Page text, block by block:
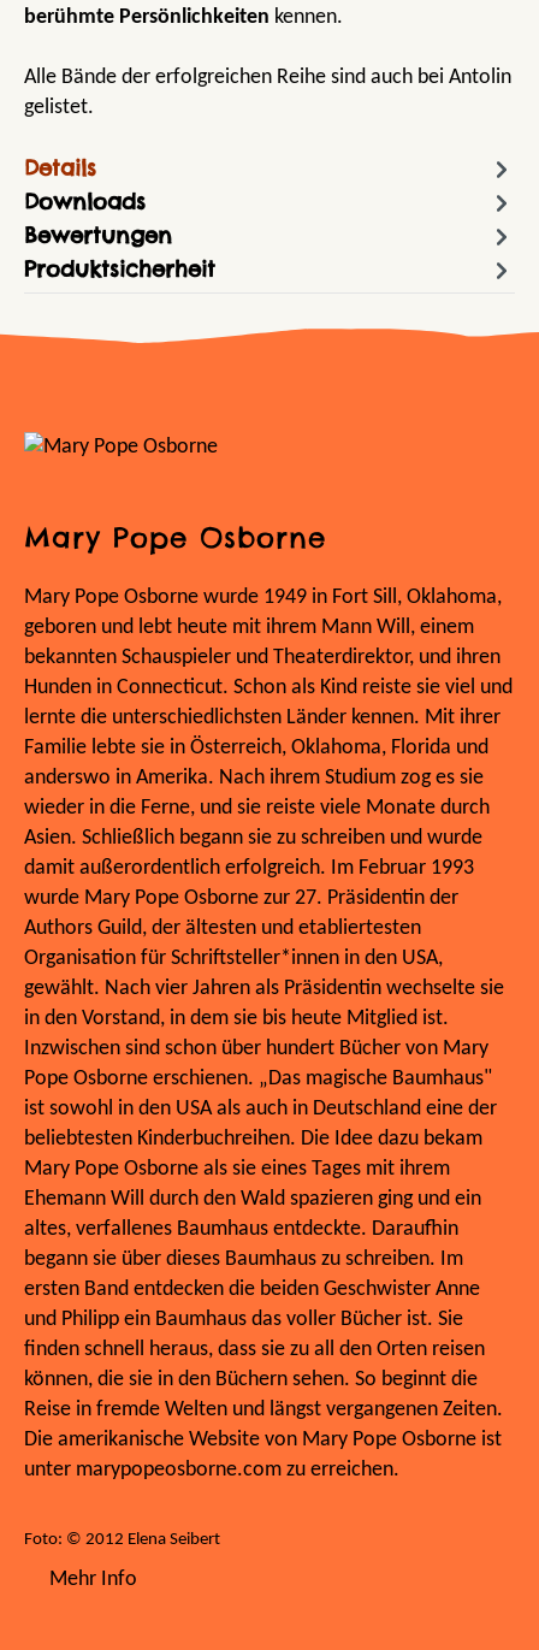
berühmte Persönlichkeiten kennen.
Alle Bände der erfolgreichen Reihe sind auch bei Antolin
gelistet.
Details
Downloads
Bewertungen
Produktsicherheit
Mary Pope Osborne
Mary Pope Osborne wurde 1949 in Fort Sill, Oklahoma,
geboren und lebt heute mit ihrem Mann Will, einem
bekannten Schauspieler und Theaterdirektor, und ihren
Hunden in Connecticut. Schon als Kind reiste sie viel und
lernte die unterschiedlichsten Länder kennen. Mit ihrer
Familie lebte sie in Österreich, Oklahoma, Florida und
anderswo in Amerika. Nach ihrem Studium zog es sie
wieder in die Ferne, und sie reiste viele Monate durch
Asien. Schließlich begann sie zu schreiben und wurde
damit außerordentlich erfolgreich. Im Februar 1993
wurde Mary Pope Osborne zur 27. Präsidentin der
Authors Guild, der ältesten und etabliertesten
Organisation für Schriftsteller*innen in den USA,
gewählt. Nach vier Jahren als Präsidentin wechselte sie
in den Vorstand, in dem sie bis heute Mitglied ist.
Inzwischen sind schon über hundert Bücher von Mary
Pope Osborne erschienen. „Das magische Baumhaus"
ist sowohl in den USA als auch in Deutschland eine der
beliebtesten Kinderbuchreihen. Die Idee dazu bekam
Mary Pope Osborne als sie eines Tages mit ihrem
Ehemann Will durch den Wald spazieren ging und ein
altes, verfallenes Baumhaus entdeckte. Daraufhin
begann sie über dieses Baumhaus zu schreiben. Im
ersten Band entdecken die beiden Geschwister Anne
und Philipp ein Baumhaus das voller Bücher ist. Sie
finden schnell heraus, dass sie zu all den Orten reisen
können, die sie in den Büchern sehen. So beginnt die
Reise in fremde Welten und längst vergangenen Zeiten.
Die amerikanische Website von Mary Pope Osborne ist
unter marypopeosborne.com zu erreichen.
Foto: © 2012 Elena Seibert
Mehr Info